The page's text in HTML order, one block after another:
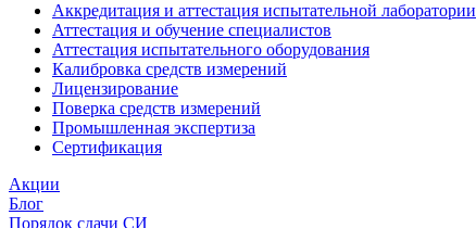
Аккредитация и аттестация испытательной лаборатории
Аттестация и обучение специалистов
Аттестация испытательного оборудования
Калибровка средств измерений
Лицензирование
Поверка средств измерений
Промышленная экспертиза
Сертификация
Акции
Блог
Порядок сдачи СИ